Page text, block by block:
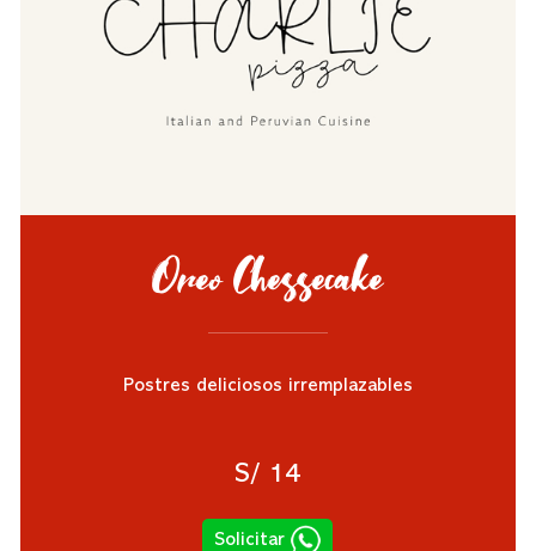
Oreo Chessecake
Postres deliciosos irremplazables
S/ 14
Solicitar